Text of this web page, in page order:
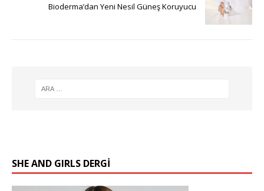
Bioderma’dan Yeni Nesil Güneş Koruyucu
SHE AND GIRLS DERGİ